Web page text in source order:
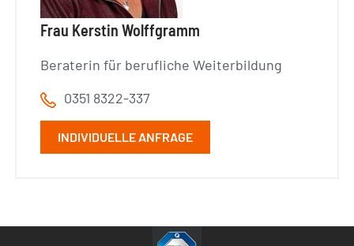
Frau Kerstin Wolffgramm
Beraterin für berufliche Weiterbildung
0351 8322-337
INDIVIDUELLE ANFRAGE